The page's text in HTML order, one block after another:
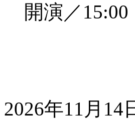
開演／15:00
2026年11月14